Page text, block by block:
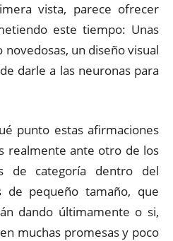
vista, parece ofrecer
este tiempo: Unas
un diseño visual
darle a las neuronas para
punto estas afirmaciones
realmente ante otro de los
de categoría dentro del
de pequeño tamaño, que
dando últimamente o si,
muchas promesas y poco